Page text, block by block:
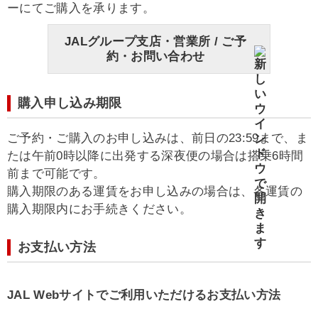
ーにてご購入を承ります。
JALグループ支店・営業所 / ご予
約・お問い合わせ
購入申し込み期限
ご予約・ご購入のお申し込みは、前日の23:59まで、ま
たは午前0時以降に出発する深夜便の場合は搭乗6時間
前まで可能です。
購入期限のある運賃をお申し込みの場合は、各運賃の
購入期限内にお手続きください。
お支払い方法
JAL Webサイトでご利用いただけるお支払い方法